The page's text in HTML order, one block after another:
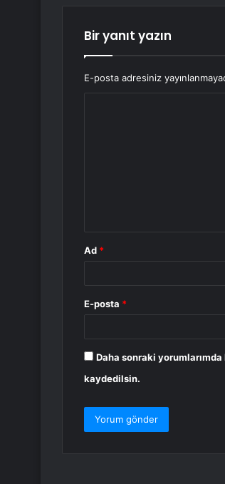
Bir yanıt yazın
E-posta adresiniz
Ad *
E-posta *
Daha sonraki
kaydedilsin.